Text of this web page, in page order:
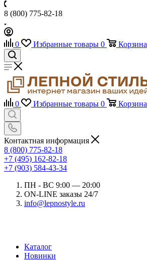
8 (800) 775-82-18
0 Избранные товары 0 Корзина
0 Избранные товары 0 Корзина
Контактная информация
8 (800) 775-82-18
+7 (495) 162-82-18
+7 (903) 584-43-34
ПН - ВС 9:00 — 20:00
ON-LINE заказы 24/7
info@lepnostyle.ru
Каталог
Новинки